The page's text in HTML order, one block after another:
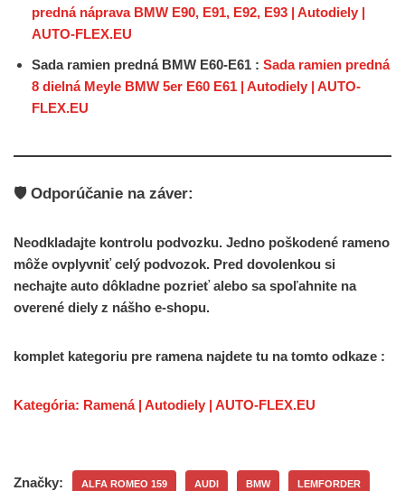
predná náprava BMW E90, E91, E92, E93 | Autodiely |
AUTO-FLEX.EU
Sada ramien predná BMW E60-E61 : Sada ramien predná
8 dielná Meyle BMW 5er E60 E61 | Autodiely | AUTO-
FLEX.EU
🛡️ Odporúčanie na záver:
Neodkladajte kontrolu podvozku. Jedno poškodené rameno
môže ovplyvniť celý podvozok. Pred dovolenkou si
nechajte auto dôkladne pozrieť alebo sa spoľahnite na
overené diely z nášho e-shopu.
komplet kategoriu pre ramena najdete tu na tomto odkaze :
Kategória: Ramená | Autodiely | AUTO-FLEX.EU
Značky: ALFA ROMEO 159 AUDI BMW LEMFORDER